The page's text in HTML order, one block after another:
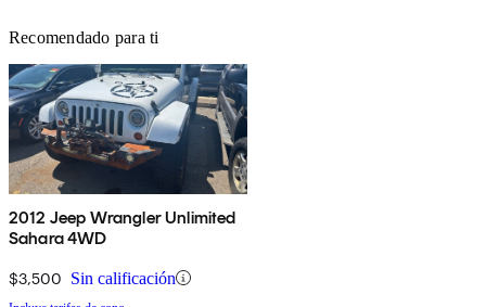
Recomendado para ti
2012 Jeep Wrangler Unlimited
Sahara 4WD
$3,500 Sin calificación